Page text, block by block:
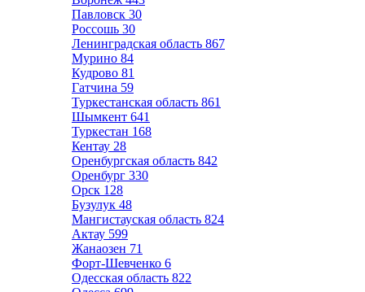
Павловск 30
Россошь 30
Ленинградская область 867
Мурино 84
Кудрово 81
Гатчина 59
Туркестанская область 861
Шымкент 641
Туркестан 168
Кентау 28
Оренбургская область 842
Оренбург 330
Орск 128
Бузулук 48
Мангистауская область 824
Актау 599
Жанаозен 71
Форт-Шевченко 6
Одесская область 822